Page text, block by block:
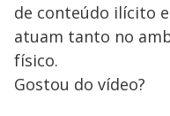
de conteúdo ilícito
atuam tanto no
físico.
Gostou do vídeo?